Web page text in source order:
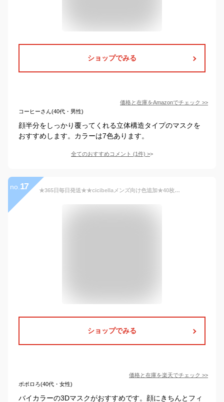
ショップでみる
価格と在庫をAmazonでチェック >>
コーヒーさん(40代・男性)
顔半分をしっかり覆ってくれる立体構造タイプのマスクを
おすすめします。カラーは7色あります。
全てのおすすめコメント (1件) >
no. 17 ★365日毎日発送★★cicibellaメンズ向け色追加★40枚入 シシベラ マスクメンズ 2タイプを選べる 柔らかいマスク cicibella 3dマスク バイカラー マスクバイカラーメンズ 小顔マスク マスク男 マスク 男性 不織布 マスク柔らかい cicibella男性マスク マスク男女兼用
ショップでみる
価格と在庫を楽天でチェック >>
ポポロろ(40代・女性)
バイカラーの3Dマスクがおすすめです。顔にきちんとフィ